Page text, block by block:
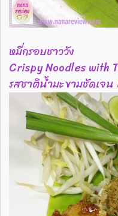
หมี่กรอบชาววัง
Crispy Noodles with
รสชาติน้ำมะขามชัดเจน